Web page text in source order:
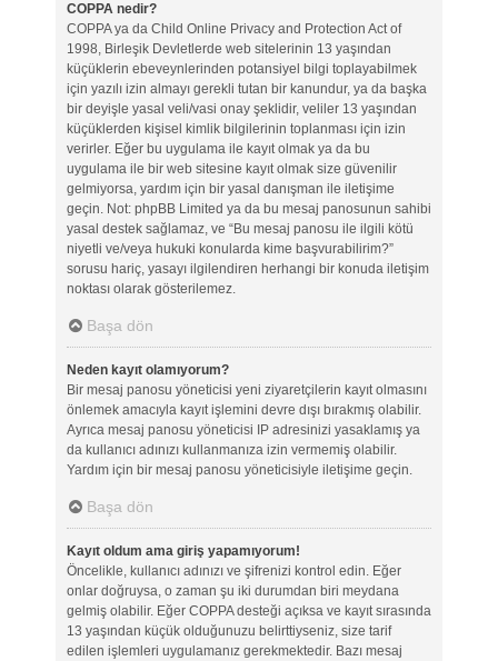
COPPA nedir?
COPPA ya da Child Online Privacy and Protection Act of
1998, Birleşik Devletlerde web sitelerinin 13 yaşından
küçüklerin ebeveynlerinden potansiyel bilgi toplayabilmek
için yazılı izin almayı gerekli tutan bir kanundur, ya da başka
bir deyişle yasal veli/vasi onay şeklidir, veliler 13 yaşından
küçüklerden kişisel kimlik bilgilerinin toplanması için izin
verirler. Eğer bu uygulama ile kayıt olmak ya da bu
uygulama ile bir web sitesine kayıt olmak size güvenilir
gelmiyorsa, yardım için bir yasal danışman ile iletişime
geçin. Not: phpBB Limited ya da bu mesaj panosunun sahibi
yasal destek sağlamaz, ve “Bu mesaj panosu ile ilgili kötü
niyetli ve/veya hukuki konularda kime başvurabilirim?”
sorusu hariç, yasayı ilgilendiren herhangi bir konuda iletişim
noktası olarak gösterilemez.
Başa dön
Neden kayıt olamıyorum?
Bir mesaj panosu yöneticisi yeni ziyaretçilerin kayıt olmasını
önlemek amacıyla kayıt işlemini devre dışı bırakmış olabilir.
Ayrıca mesaj panosu yöneticisi IP adresinizi yasaklamış ya
da kullanıcı adınızı kullanmanıza izin vermemiş olabilir.
Yardım için bir mesaj panosu yöneticisiyle iletişime geçin.
Başa dön
Kayıt oldum ama giriş yapamıyorum!
Öncelikle, kullanıcı adınızı ve şifrenizi kontrol edin. Eğer
onlar doğruysa, o zaman şu iki durumdan biri meydana
gelmiş olabilir. Eğer COPPA desteği açıksa ve kayıt sırasında
13 yaşından küçük olduğunuzu belirttiyseniz, size tarif
edilen işlemleri uygulamanız gerekmektedir. Bazı mesaj